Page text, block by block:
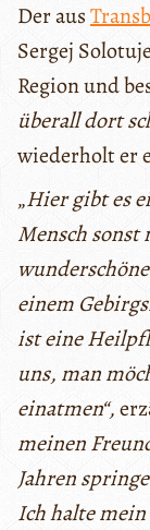
Der aus
Sergej
Region und
überall dort
wiederholt er
„Hier gibt es
Mensch sonst
einem
ist eine
uns, man
einatmen“,
meinen
Jahren
Ich halte